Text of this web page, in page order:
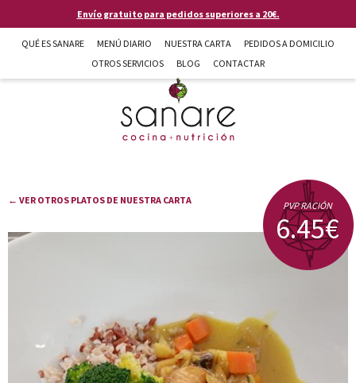
Pasar al contenido principalEnvío gratuito para pedidos superiores a 20€.
QUÉ ES SANARE MENÚ DIARIO NUESTRA CARTA
PEDIDOS A DOMICILIO
OTROS SERVICIOS
BLOG CONTACTAR
Sanare cocina + nutrición en Almería
← VER OTROS PLATOS DE NUESTRA CARTA PVP RACIÓN
6.45€